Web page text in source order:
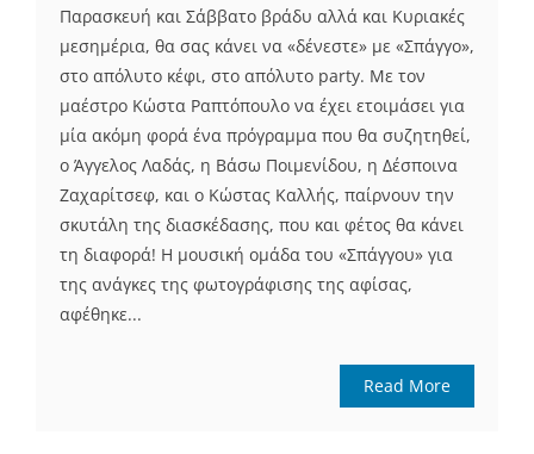
Παρασκευή και Σάββατο βράδυ αλλά και Κυριακές
μεσημέρια, θα σας κάνει να «δένεστε» με «Σπάγγο»,
στο απόλυτο κέφι, στο απόλυτο party. Με τον
μαέστρο Κώστα Ραπτόπουλο να έχει ετοιμάσει για
μία ακόμη φορά ένα πρόγραμμα που θα συζητηθεί,
ο Άγγελος Λαδάς, η Βάσω Ποιμενίδου, η Δέσποινα
Ζαχαρίτσεφ, και ο Κώστας Καλλής, παίρνουν την
σκυτάλη της διασκέδασης, που και φέτος θα κάνει
τη διαφορά! Η μουσική ομάδα του «Σπάγγου» για
της ανάγκες της φωτογράφισης της αφίσας,
αφέθηκε...
Read More